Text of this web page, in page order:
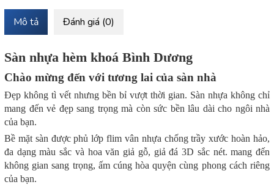
Mô tả Đánh giá (0)
Sàn nhựa hèm khoá Bình Dương
Chào mừng đến với tương lai của sàn nhà
Đẹp không tì vết nhưng bền bỉ vượt thời gian. Sàn nhựa không chỉ
mang đến vẻ đẹp sang trọng mà còn sức bền lâu dài cho ngôi nhà
của bạn.
Bề mặt sàn được phủ lớp flim vân nhựa chống trầy xước hoàn hảo,
đa dạng màu sắc và hoa văn giả gỗ, giả đá 3D sắc nét. mang đến
không gian sang trọng, ấm cúng hòa quyện cùng phong cách riêng
của bạn.